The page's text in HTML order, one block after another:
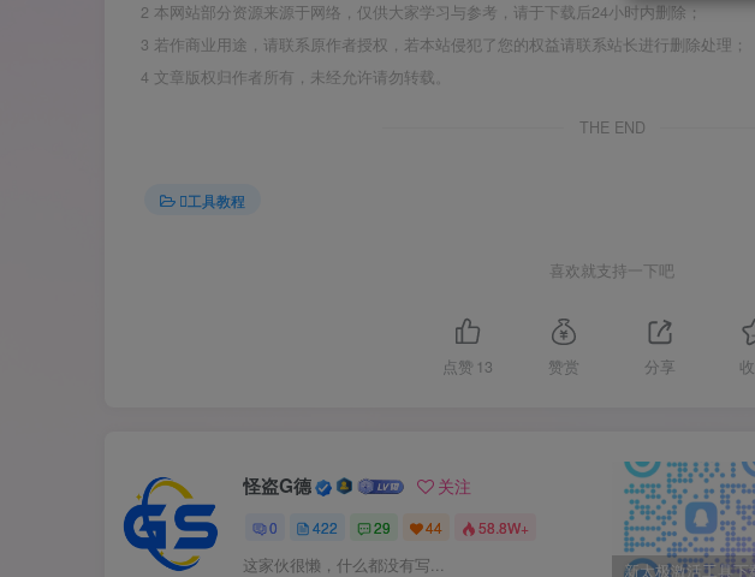
2 本网站部分资源来源于网络，仅供大家学习与参考，请于下载后24小时内删除；
3 若作商业用途，请联系原作者授权，若本站侵犯了您的权益请联系站长进行删除处理；
4 文章版权归作者所有，未经允许请勿转载。
THE END
工具教程
喜欢就支持一下吧
点赞 13 赞赏 分享
怪盗G德 关注
0 422 29 44 58.8W+
这家伙很懒，什么都没有写...